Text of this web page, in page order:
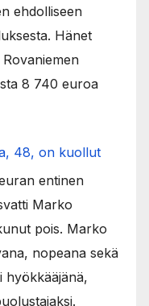
ehdolliseen
Hänet
8 740 euroa
48, on kuollut
entinen
Marko
pois. Marko
nopeana sekä
hyökkääjänä,